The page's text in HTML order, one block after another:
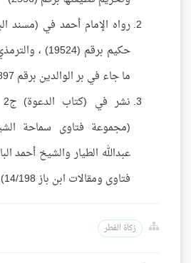
رواه الإمام أحمد في (مسند
حكيم برقم
ما جاء في بر الوالدين برقم 1897.
(مجموعة فتاوى سماحة
فتاوى ومقالات ابن باز 14/198).
زكاة الفطر